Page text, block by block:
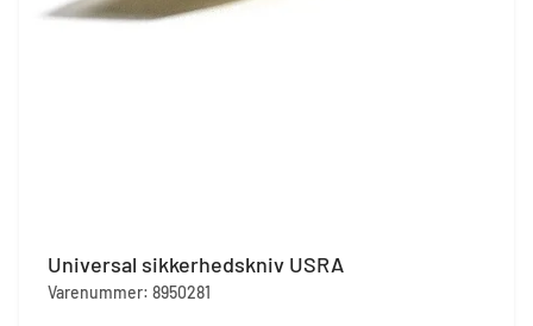
Universal sikkerhedskniv USRA
Varenummer: 8950281